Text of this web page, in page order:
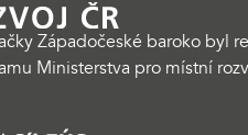
Západočeské baroko byl
Ministerstva pro místní